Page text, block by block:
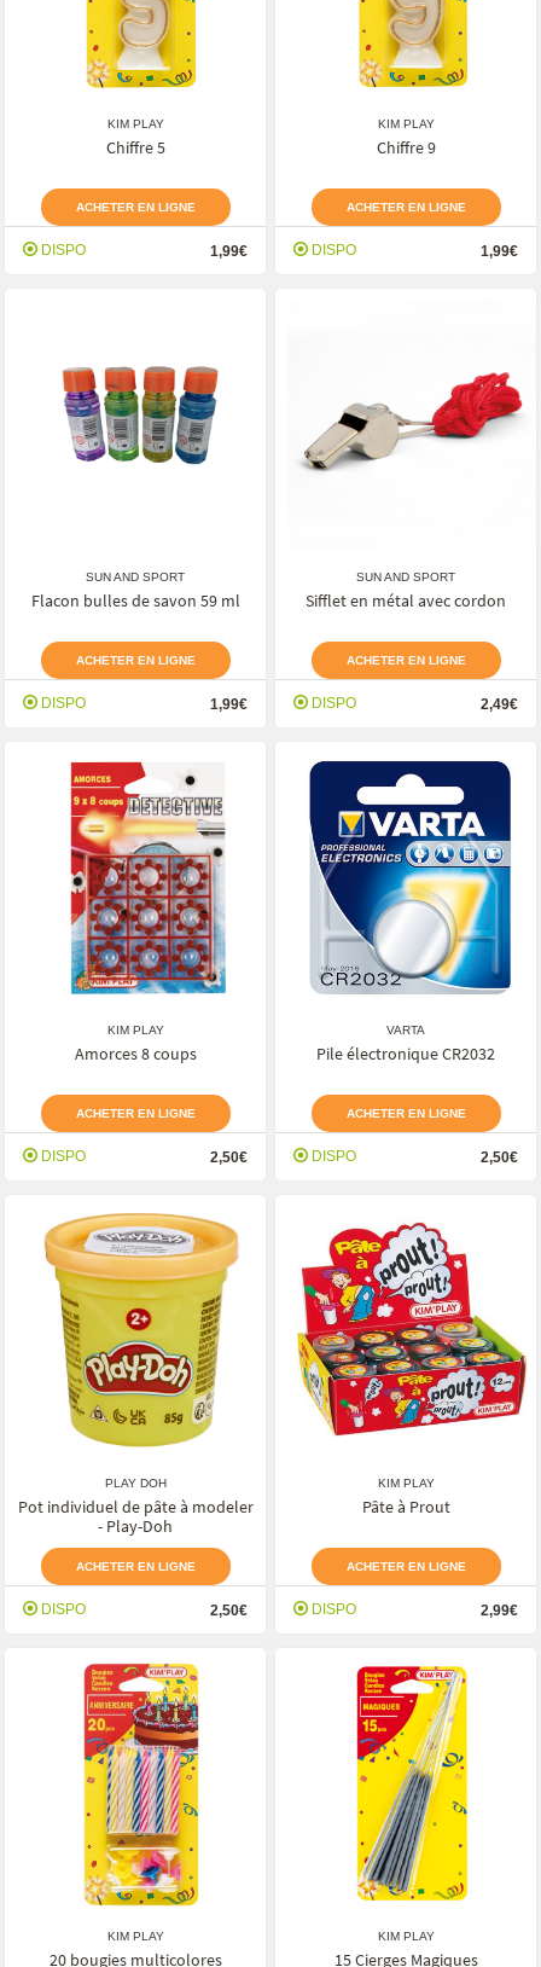
KIM PLAY
Chiffre 5
ACHETER EN LIGNE
DISPO 1,99€
KIM PLAY
Chiffre 9
ACHETER EN LIGNE
DISPO 1,99€
SUN AND SPORT
Flacon bulles de savon 59 ml
ACHETER EN LIGNE
DISPO 1,99€
SUN AND SPORT
Sifflet en métal avec cordon
ACHETER EN LIGNE
DISPO 2,49€
KIM PLAY
Amorces 8 coups
ACHETER EN LIGNE
DISPO 2,50€
VARTA
Pile électronique CR2032
ACHETER EN LIGNE
DISPO 2,50€
PLAY DOH
Pot individuel de pâte à modeler
- Play-Doh
ACHETER EN LIGNE
DISPO 2,50€
KIM PLAY
Pâte à Prout
ACHETER EN LIGNE
DISPO 2,99€
KIM PLAY
20 bougies multicolores
KIM PLAY
15 Cierges Magiques